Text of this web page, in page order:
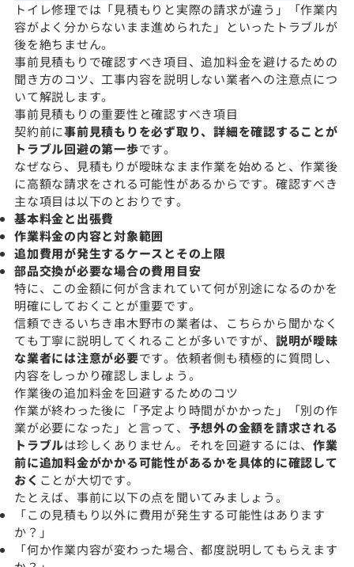
トイレ修理では「見積もりと実際の請求が違う」「作業内
容がよく分からないまま進められた」といったトラブルが
後を絶ちません。
事前見積もりで確認すべき項目、追加料金を避けるための
聞き方のコツ、工事内容を説明しない業者への注意点につ
いて解説します。
事前見積もりの重要性と確認すべき項目
契約前に事前見積もりを必ず取り、詳細を確認することが
トラブル回避の第一歩です。
なぜなら、見積もりが曖昧なまま作業を始めると、作業後
に高額な請求をされる可能性があるからです。確認すべき
主な項目は以下のとおりです。
基本料金と出張費
作業料金の内容と対象範囲
追加費用が発生するケースとその上限
部品交換が必要な場合の費用目安
特に、この金額に何が含まれていて何が別途になるのかを
明確にしておくことが重要です。
信頼できるいちき串木野市の業者は、こちらから聞かなく
ても丁寧に説明してくれることが多いですが、 説明が曖昧
な業者には注意が必要です。依頼者側も積極的に質問し、
内容をしっかり確認しましょう。
作業後の追加料金を回避するためのコツ
作業が終わった後に「予定より時間がかかった」「別の作
業が必要になった」と言って、 予想外の金額を請求される
トラブルは珍しくありません。それを回避するには、 作業
前に追加料金がかかる可能性があるかを具体的に確認して
おく ことが大切です。
たとえば、事前に以下の点を聞いてみましょう。
「この見積もり以外に費用が発生する可能性はあります
か？」
「何か作業内容が変わった場合、都度説明してもらえます